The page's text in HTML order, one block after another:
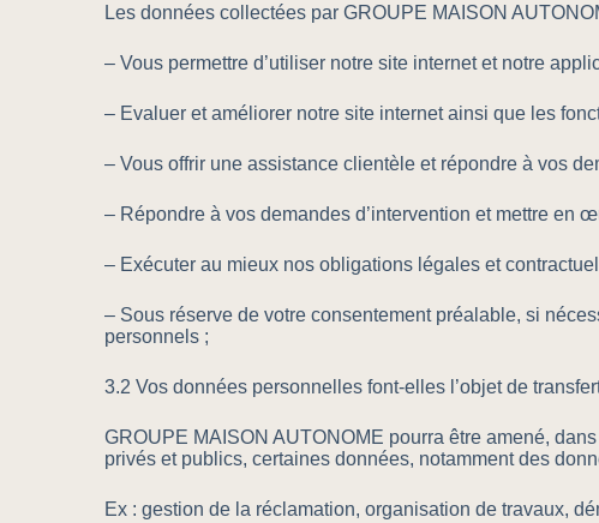
Les données collectées par GROUPE MAISON
– Vous permettre d’utiliser notre site internet et notre
– Evaluer et améliorer notre site internet ainsi que les
– Vous offrir une assistance clientèle et répondre à vos
– Répondre à vos demandes d’intervention et mettre en
– Exécuter au mieux nos obligations légales et
– Sous réserve de votre consentement préalable, si
personnels ;
3.2 Vos données personnelles font-elles l’objet de
GROUPE MAISON AUTONOME pourra être amené,
privés et publics, certaines données, notamment des
Ex : gestion de la réclamation, organisation de travaux,